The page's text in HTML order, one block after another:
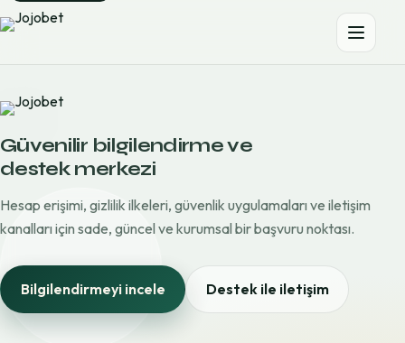
Güvenilir bilgilendirme ve
destek merkezi
Hesap erişimi, gizlilik ilkeleri, güvenlik uygulamaları ve iletişim
kanalları için sade, güncel ve kurumsal bir başvuru noktası.
Bilgilendirmeyi incele Destek ile iletişim